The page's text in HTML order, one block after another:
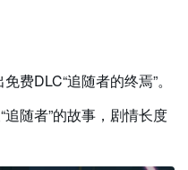
费DLC“追随者的终焉”。
随者”的故事，剧情长度